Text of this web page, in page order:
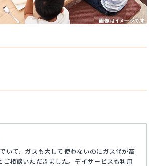
いて、ガスも大して使わないのにガス代が高
相談いただきました。デイサービスも利用